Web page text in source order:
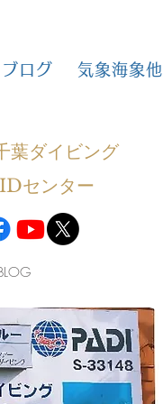
ブログ 気象海象他
葉ダイビング
センター